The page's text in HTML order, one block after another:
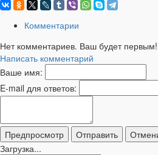
Комментарии
Нет комментариев. Ваш будет первым!
Написать комментарий
Ваше имя:
E-mail для ответов:
Загрузка...